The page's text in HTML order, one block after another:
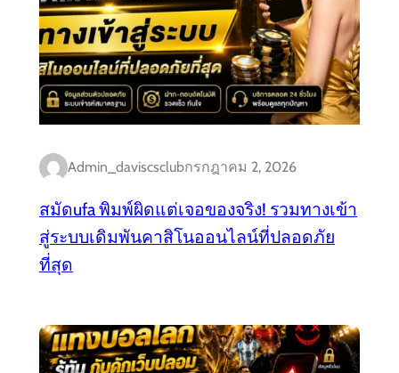
Admin_daviscsclubกรกฎาคม 2, 2026
สมัดufa พิมพ์ผิดแต่เจอของจริง! รวมทางเข้า
สู่ระบบเดิมพันคาสิโนออนไลน์ที่ปลอดภัย
ที่สุด